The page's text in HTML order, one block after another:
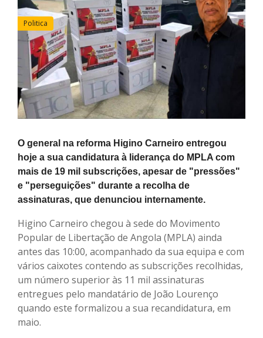
Politica
O general na reforma Higino Carneiro entregou
hoje a sua candidatura à liderança do MPLA com
mais de 19 mil subscrições, apesar de "pressões"
e "perseguições" durante a recolha de
assinaturas, que denunciou internamente.
Higino Carneiro chegou à sede do Movimento
Popular de Libertação de Angola (MPLA) ainda
antes das 10:00, acompanhado da sua equipa e com
vários caixotes contendo as subscrições recolhidas,
um número superior às 11 mil assinaturas
entregues pelo mandatário de João Lourenço
quando este formalizou a sua recandidatura, em
maio.